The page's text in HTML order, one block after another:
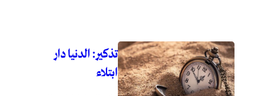
تذكير: الدنيا دار
ابتلاء